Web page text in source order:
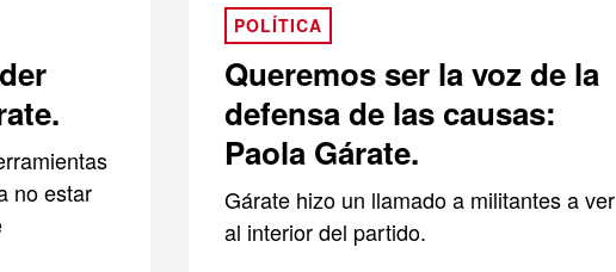
no estar
POLÍTICA
Queremos ser la voz de la
defensa de las causas:
Paola Gárate.
Gárate hizo un llamado a militantes a ver
al interior del partido.